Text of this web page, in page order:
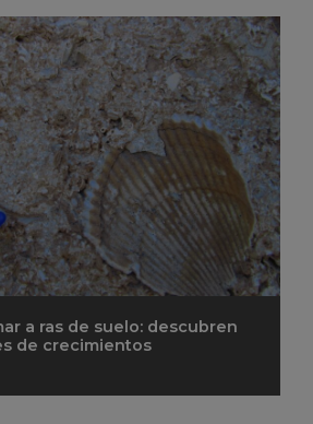
a ras de suelo: descubren
de crecimientos